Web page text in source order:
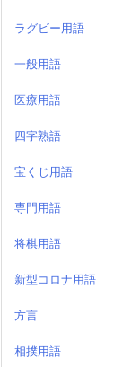
ラグビー用語
一般用語
医療用語
四字熟語
宝くじ用語
専門用語
将棋用語
新型コロナ用語
方言
相撲用語